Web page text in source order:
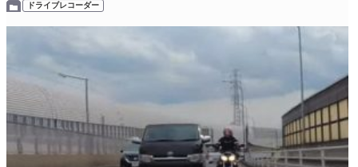
ドライブレコーダー